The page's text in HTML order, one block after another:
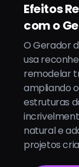
Efeitos
com o
O Gerador
usa
remodelar
ampliando
estruturas
natural e
projetos